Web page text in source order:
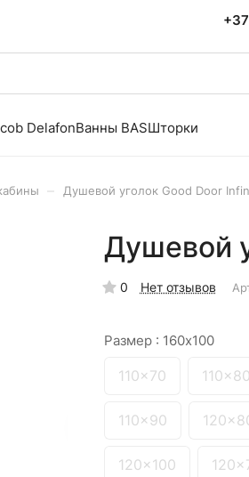
DelafonВанны BASШторки
Душевой уголок Good Door
Душевой
0 Нет отзывов
Размер : 160x100
110x70 110x80
110x90
120x100